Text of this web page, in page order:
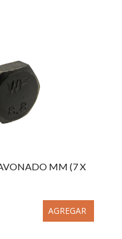
MM (7 X
AGREGAR